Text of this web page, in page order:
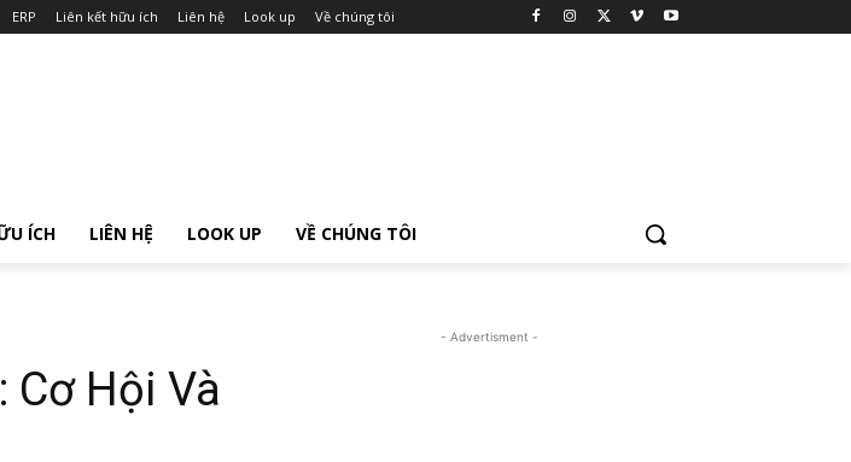
ERP Liên kết hữu ích Liên hệ Look up Về chúng tôi
ÍCH LIÊN HỆ LOOK UP VỀ CHÚNG TÔI
Cơ Hội Và
- Advertisment -